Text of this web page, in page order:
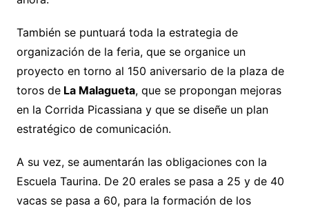
También se puntuará toda la estrategia de
organización de la feria, que se organice un
proyecto en torno al 150 aniversario de la plaza de
toros deLa Malagueta, que se propongan mejoras
en la Corrida Picassiana y que se diseñe un plan
estratégico de comunicación.
A su vez, se aumentarán las obligaciones con la
Escuela Taurina. De 20 erales se pasa a 25 y de 40
vacas se pasa a 60, para la formación de los